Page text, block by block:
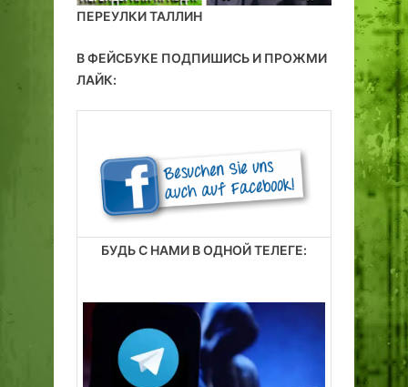
ПЕРЕУЛКИ ТАЛЛИН
В ФЕЙСБУКЕ ПОДПИШИСЬ И ПРОЖМИ
ЛАЙК:
БУДЬ С НАМИ В ОДНОЙ ТЕЛЕГЕ: